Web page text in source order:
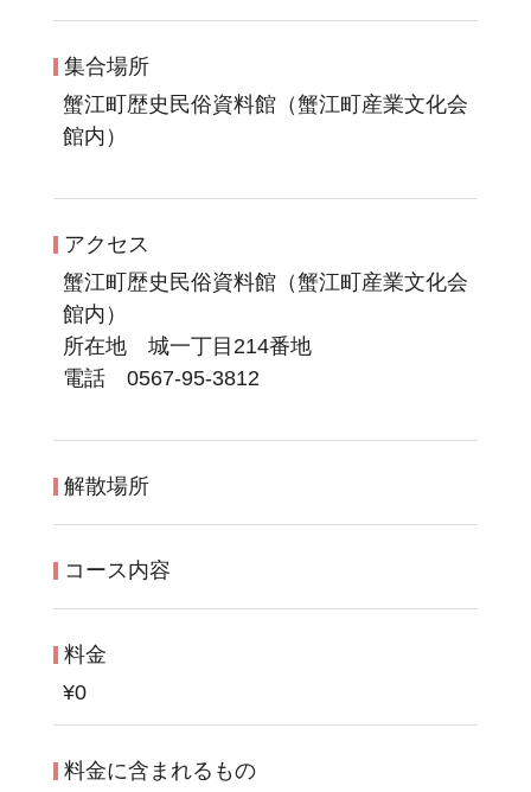
集合場所
蟹江町歴史民俗資料館（蟹江町産業文化会
館内）
アクセス
蟹江町歴史民俗資料館（蟹江町産業文化会
館内）
所在地 城一丁目214番地
電話 0567-95-3812
解散場所
コース内容
料金
¥0
料金に含まれるもの